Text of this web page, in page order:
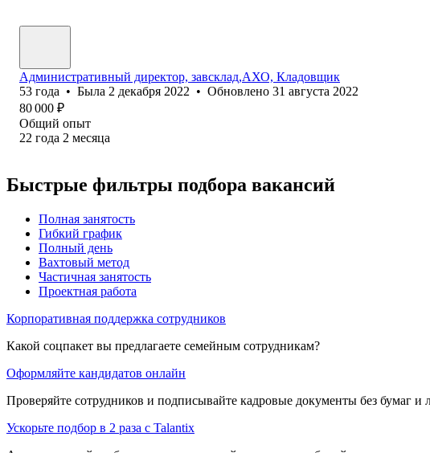
Административный директор, завсклад,АХО, Кладовщик
53 года • Была 2 декабря 2022 • Обновлено 31 августа 2022
80 000 ₽
Общий опыт
22 года 2 месяца
Быстрые фильтры подбора вакансий
Полная занятость
Гибкий график
Полный день
Вахтовый метод
Частичная занятость
Проектная работа
Корпоративная поддержка сотрудников
Какой соцпакет вы предлагаете семейным сотрудникам?
Оформляйте кандидатов онлайн
Проверяйте сотрудников и подписывайте кадровые документы без бумаг и
Ускорьте подбор в 2 раза с Talantix